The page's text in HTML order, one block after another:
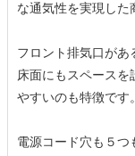
な通気性を実現した
フロント排気口があ
床面にもスペースを
やすいのも特徴です。
電源コード穴も５つ